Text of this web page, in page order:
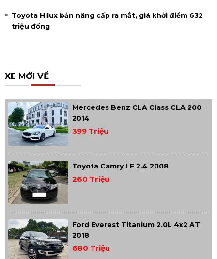
Toyota Hilux bản nâng cấp ra mắt, giá khởi điểm 632
triệu đồng
XE MỚI VỀ
Mercedes Benz CLA Class CLA 200
2014
399 Triệu
Toyota Camry LE 2.4 2008
260 Triệu
Ford Everest Titanium 2.0L 4x2 AT
2018
680 Triệu